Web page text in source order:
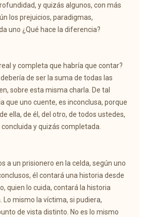
y quizás algunos, con más
los prejuicios, paradigmas,
uno ¿Qué hace la diferencia?
y completa que habría que contar?
de ser la suma de todas las
sobre esta misma charla. De tal
que uno cuente, es inconclusa, porque
ella, de él, del otro, de todos ustedes,
y quizás completada.
a un prisionero en la celda, según uno
él contará una historia desde
quien lo cuida, contará la historia
Lo mismo la víctima, si pudiera,
de vista distinto. No es lo mismo